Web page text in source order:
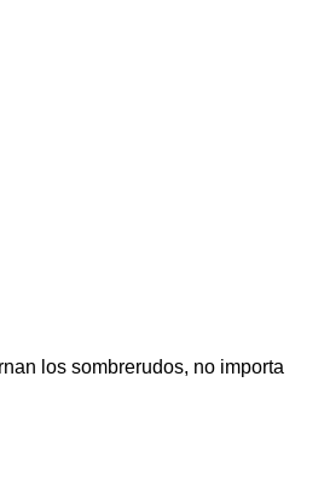
los sombrerudos, no importa